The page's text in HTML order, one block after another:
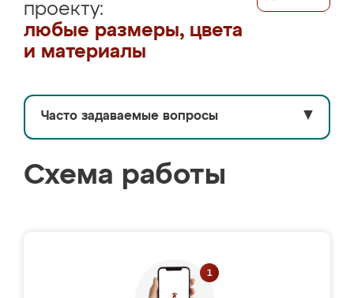
проекту:
любые размеры, цвета
и материалы
Часто задаваемые вопросы ▼
Схема работы